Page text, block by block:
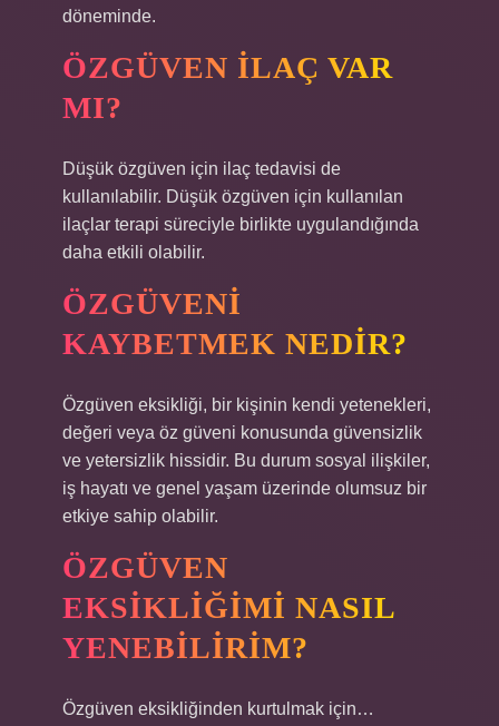
döneminde.
ÖZGÜVEN ILAÇ VAR
MI?
Düşük özgüven için ilaç tedavisi de
kullanılabilir. Düşük özgüven için kullanılan
ilaçlar terapi süreciyle birlikte uygulandığında
daha etkili olabilir.
ÖZGÜVENI
KAYBETMEK NEDIR?
Özgüven eksikliği, bir kişinin kendi yetenekleri,
değeri veya öz güveni konusunda güvensizlik
ve yetersizlik hissidir. Bu durum sosyal ilişkiler,
iş hayatı ve genel yaşam üzerinde olumsuz bir
etkiye sahip olabilir.
ÖZGÜVEN
EKSIKLIĞIMI NASIL
YENEBILIRIM?
Özgüven eksikliğinden kurtulmak için…